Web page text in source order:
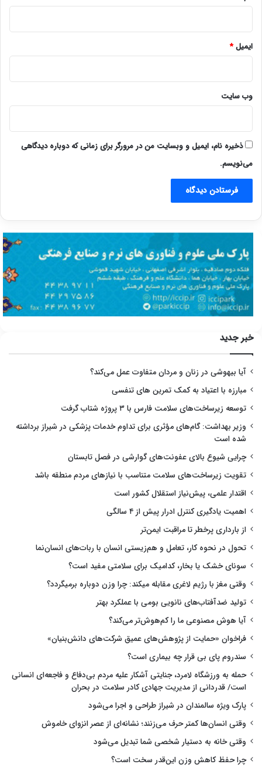
ایمیل*
وب‌ سایت
ذخیره نام، ایمیل و وبسایت من در مرورگر برای زمانی که دوباره دیدگاهی
می‌نویسم.
خبر جدید
آیا بیهوشی در زنان و مردان متفاوت عمل می‌کند؟
مبارزه با اعتیاد به کمک تمرین های تنفسی
توسعه زیرساخت‌های سلامت فارس با ۳ پروژه شتاب گرفت
وزیر بهداشت: گام‌های مؤثری برای تداوم خدمات پزشکی در شیراز برداشته
شده است
چرایی شیوع بالای عفونت‌های گوارشی در فصل تابستان
تقویت زیرساخت‌های سلامت متناسب با نیازهای مردم منطقه باشد
اقتدار علمی، پیش‌نیاز استقلال کشور است
اهمیت یادگیری کنترل ادرار پیش از ۴ سالگی
از بارداری پرخطر تا مراقبت ایمن‌تر
تحول در نحوه کار، تعامل و هم‌زیستی انسان با ربات‌های انسان‌نما
سونای خشک یا بخار، کدامیک برای سلامتی مفید است؟
وقتی مغز با رژیم لاغری مقابله میکند: چرا وزن دوباره برمیگردد؟
تولید ضدآفتاب‌های نانویی بومی با عملکرد بهتر
آیا هوش مصنوعی ما را کم‌هوش‌تر می‌کند؟
فراخوان «حمایت از پژوهش‌های عمیق شرکت‌های دانش‌بنیان»
سندروم پای بی قرار چه بیماری است؟
حمله به ورزشگاه لامرد، جنایتی آشکار علیه مردم بی‌دفاع و فاجعه‌ای انسانی
است/ قدردانی از مدیریت جهادی کادر سلامت در بحران
پارک ویژه سالمندان در شیراز طراحی و اجرا می‌شود
وقتی انسان‌ها کمتر حرف می‌زنند؛ نشانه‌ای از عصر انزوای خاموش
وقتی خانه به دستیار شخصی شما تبدیل می‌شود
چرا حفظ کاهش وزن این‌قدر سخت است؟